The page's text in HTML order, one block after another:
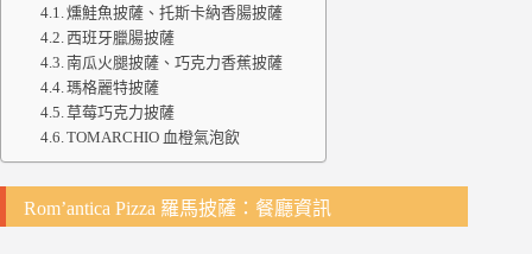
燻鮭魚披薩、托斯卡納香腸披薩
西班牙臘腸披薩
南瓜火腿披薩、巧克力香蕉披薩
瑪格麗特披薩
草莓巧克力披薩
TOMARCHIO 血橙氣泡飲
Rom’antica Pizza 羅馬披薩：餐廳資訊